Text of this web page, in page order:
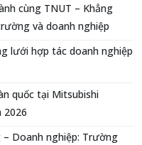
cùng TNUT – Khẳng
và doanh nghiệp
lưới hợp tác doanh nghiệp
quốc tại Mitsubishi
2026
Doanh nghiệp: Trường